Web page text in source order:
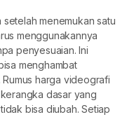
menemukan satu
menggunakannya
penyesuaian. Ini
menghambat
harga videografi
dasar yang
bisa diubah. Setiap